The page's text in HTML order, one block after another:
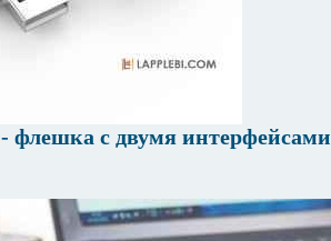
флешка с двумя интерфейсами